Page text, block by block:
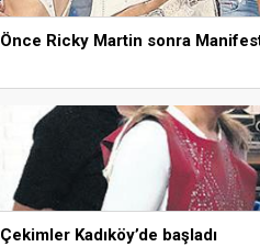
Önce Ricky Martin sonra
Çekimler Kadıköy’de başladı